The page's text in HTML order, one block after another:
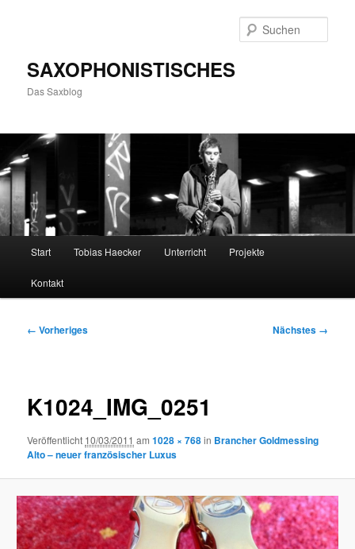
SAXOPHONISTISCHES
Das Saxblog
Start Tobias Haecker Unterricht Projekte
Kontakt
Bilder-
← Vorheriges Nächstes →
K1024_IMG_0251
Veröffentlicht 10/03/2011 am1028 × 768in Brancher Goldmessing
Alto – neuer französischer Luxus